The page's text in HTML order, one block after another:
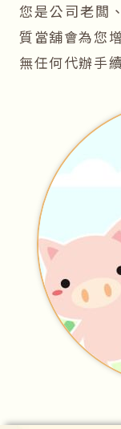
您是公司老闆
質當舖會為您
無任何代辦手